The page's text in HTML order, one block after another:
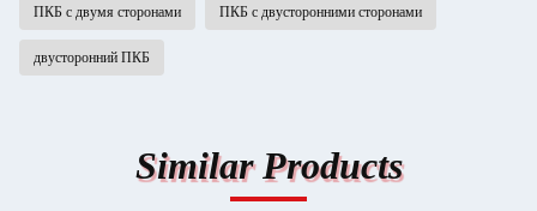
ПКБ с двумя сторонами ПКБ с двусторонними сторонами
двусторонний ПКБ
Similar Products